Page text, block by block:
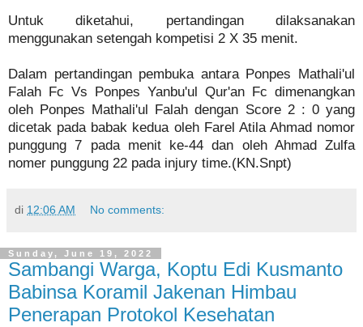
Untuk diketahui, pertandingan dilaksanakan
menggunakan setengah kompetisi 2 X 35 menit.
Dalam pertandingan pembuka antara Ponpes Mathali'ul
Falah Fc Vs Ponpes Yanbu'ul Qur'an Fc dimenangkan
oleh Ponpes Mathali'ul Falah dengan Score 2 : 0 yang
dicetak pada babak kedua oleh Farel Atila Ahmad nomor
punggung 7 pada menit ke-44 dan oleh Ahmad Zulfa
nomer punggung 22 pada injury time.(KN.Snpt)
di 12:06 AM No comments:
Sunday, June 19, 2022
Sambangi Warga, Koptu Edi Kusmanto
Babinsa Koramil Jakenan Himbau
Penerapan Protokol Kesehatan